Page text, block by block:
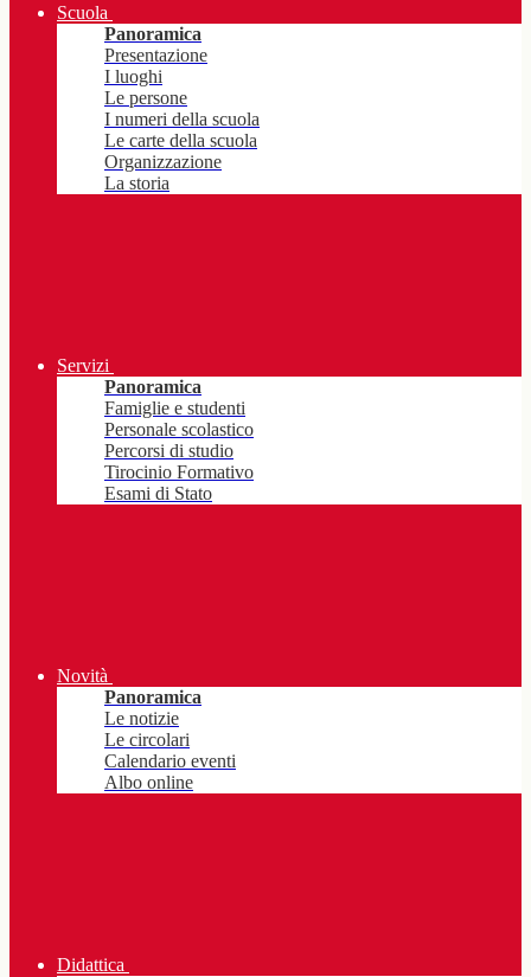
Scuola
Panoramica
Presentazione
I luoghi
Le persone
I numeri della scuola
Le carte della scuola
Organizzazione
La storia
Servizi
Panoramica
Famiglie e studenti
Personale scolastico
Percorsi di studio
Tirocinio Formativo
Esami di Stato
Novità
Panoramica
Le notizie
Le circolari
Calendario eventi
Albo online
Didattica